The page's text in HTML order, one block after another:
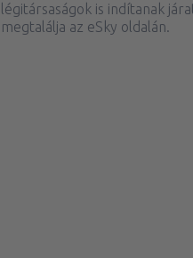
légitársaságok is indítanak
megtalálja az eSky oldalán.